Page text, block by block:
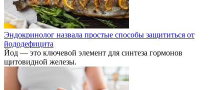
Эндокринолог назвала простые способы защититься от
йододефицита
Йод — это ключевой элемент для синтеза гормонов
щитовидной железы.